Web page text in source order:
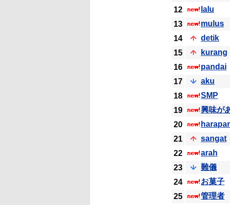
12
lalu
13
mulus
14
detik
15
kurang
16
pandai
17
aku
18
SMP
19
興味が
20
21
sangat
22
arah
23
難儀
24
お菓子
25
管理者